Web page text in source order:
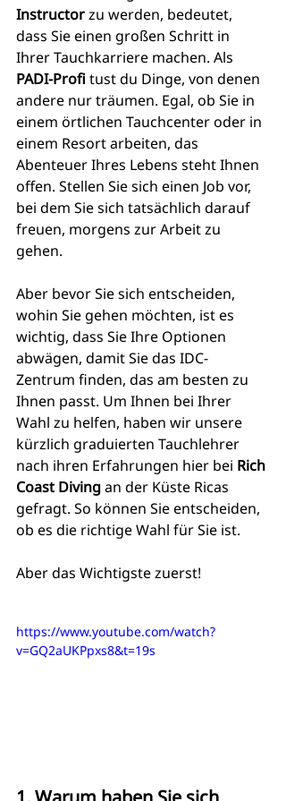
Instructor zu werden, bedeutet,
dass Sie einen großen Schritt in
Ihrer Tauchkarriere machen. Als
PADI-Profi tust du Dinge, von denen
andere nur träumen. Egal, ob Sie in
einem örtlichen Tauchcenter oder in
einem Resort arbeiten, das
Abenteuer Ihres Lebens steht Ihnen
offen. Stellen Sie sich einen Job vor,
bei dem Sie sich tatsächlich darauf
freuen, morgens zur Arbeit zu
gehen.
Aber bevor Sie sich entscheiden,
wohin Sie gehen möchten, ist es
wichtig, dass Sie Ihre Optionen
abwägen, damit Sie das IDC-
Zentrum finden, das am besten zu
Ihnen passt. Um Ihnen bei Ihrer
Wahl zu helfen, haben wir unsere
kürzlich graduierten Tauchlehrer
nach ihren Erfahrungen hier bei Rich
Coast Diving an der Küste Ricas
gefragt. So können Sie entscheiden,
ob es die richtige Wahl für Sie ist.
Aber das Wichtigste zuerst!
https://www.youtube.com/watch?
v=GQ2aUKPpxs8&t=19s